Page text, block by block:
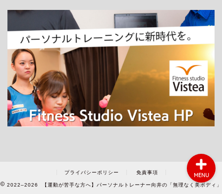
プライバシーポリシー 免責事項
2022–2026 【運動が苦手な方へ】パーソナルトレーナー向井の「無理なく美ボディ」
MENU
ホーム
パーソナルトレーニング
ダイエット